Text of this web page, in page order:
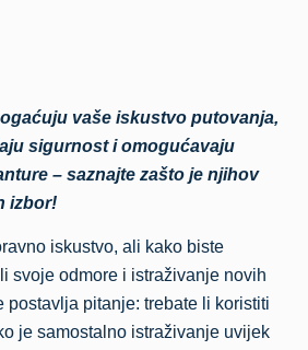
vaše iskustvo putovanja,
sigurnost i omogućavaju
– saznajte zašto je njihov
izbor!
iskustvo, ali kako biste
svoje odmore i istraživanje novih
postavlja pitanje: trebate li koristiti
je samostalno istraživanje uvijek